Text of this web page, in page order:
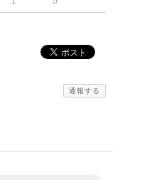
通報する